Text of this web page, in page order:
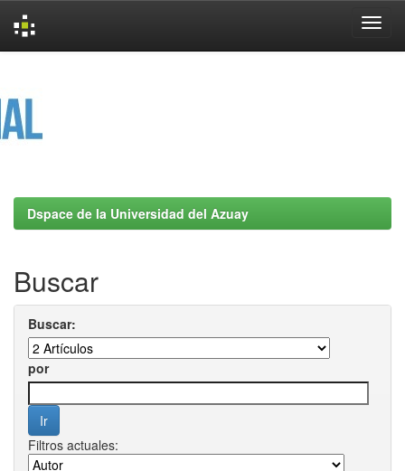
Dspace de la Universidad del Azuay
Buscar
Buscar:
por
Filtros actuales: